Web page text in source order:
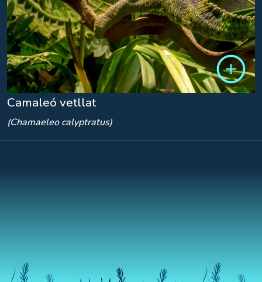
Camaleó vetllat
(Chamaeleo calyptratus)